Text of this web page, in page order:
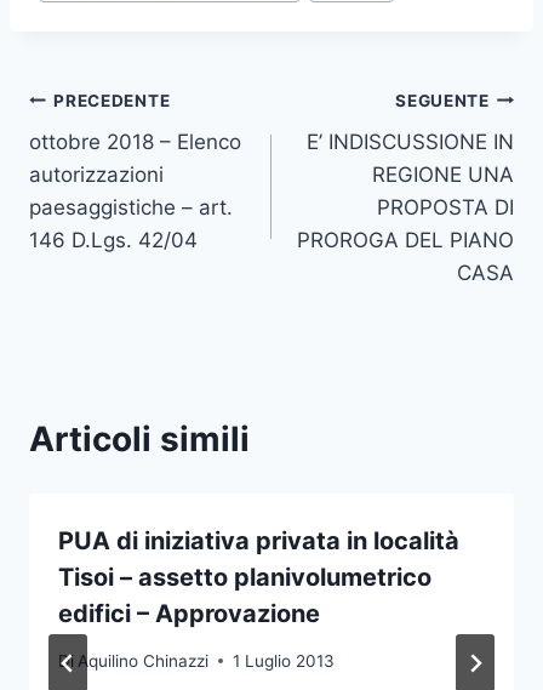
Navigazione
articoli
PRECEDENTE
ottobre 2018 – Elenco
autorizzazioni
paesaggistiche – art.
146 D.Lgs. 42/04
SEGUENTE
E’ INDISCUSSIONE IN
REGIONE UNA
PROPOSTA DI
PROROGA DEL PIANO
CASA
Articoli simili
PUA di iniziativa privata in località
Tisoi – assetto planivolumetrico
edifici – Approvazione
Di Aquilino Chinazzi 1 Luglio 2013